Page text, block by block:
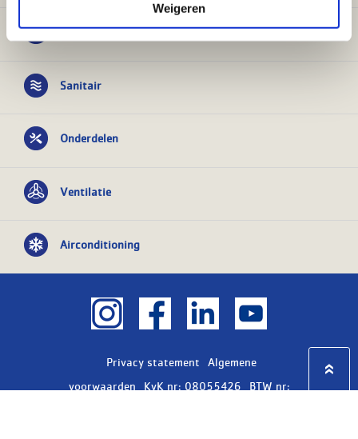
Weigeren
Verwarming
Sanitair
Onderdelen
Ventilatie
Airconditioning
Privacy statement
Algemene
voorwaarden
KvK nr: 08055426
BTW nr: